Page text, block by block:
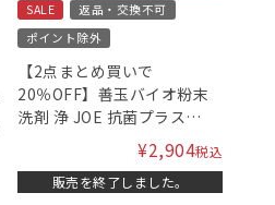
SALE
返品・交換不可
ポイント除外
【2点まとめ買いで
20％OFF】善玉バイオ粉末
洗剤 浄 JOE 抗菌プラス
1.3kg 専用スプーン付き 洗
濯用洗剤 ［アミングオリジ
ナルパッケージ］ 2点セット
¥2,904税込
販売を終了しました。